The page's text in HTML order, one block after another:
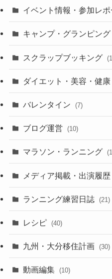
イベント情報・参加レポ
キャンプ・グランピング
スクラップブッキング
ダイエット・美容・健康
バレンタイン (7)
ブログ運営 (10)
マラソン・ランニング
メディア掲載・出演履歴
ランニング練習日誌 (21)
レシピ (40)
九州・大分移住計画 (30)
動画編集 (10)